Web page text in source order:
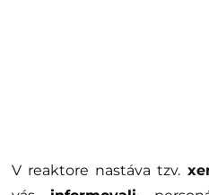
V reaktore nastáva tzv.